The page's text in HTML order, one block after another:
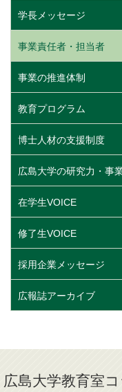
学長メッセージ
事業責任者・担当者
事業の推進体制
教育プログラム
博士人材の支援制度
広島大学の研究力・事
在学生VOICE
修了生VOICE
採用企業メッセージ
広報誌アーカイブ
広島大学教育室